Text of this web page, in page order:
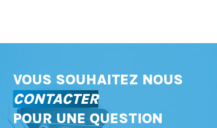
VOUS SOUHAITEZ NOUS
CONTACTER
POUR UNE QUESTION